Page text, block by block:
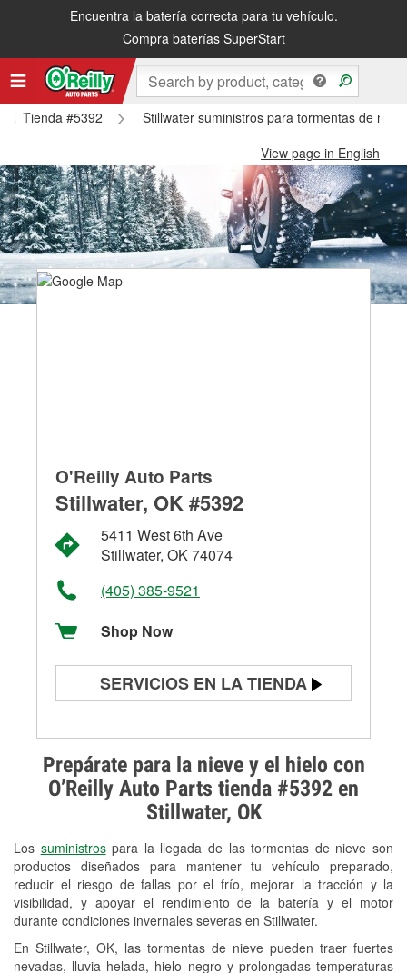
Encuentra la batería correcta para tu vehículo.
Compra baterías SuperStart
Tienda #5392
Stillwater suministros para tormentas de
View page in English
Prepárate para la nieve y el hielo con
O’Reilly Auto Parts tienda #5392 en
Stillwater, OK
Los suministrospara la llegada de las tormentas de nieve son
productos diseñados para mantener tu vehículo preparado,
reducir el riesgo de fallas por el frío, mejorar la tracción y la
visibilidad, y apoyar el rendimiento de la batería y el motor
durante condiciones invernales severas en Stillwater.
En Stillwater, OK, las tormentas de nieve pueden traer fuertes
nevadas, lluvia helada, hielo negro y prolongadas temperaturas
O'Reilly Auto Parts
Stillwater, OK #5392
5411 West 6th Ave
Stillwater, OK 74074
(405) 385-9521
Shop Now
SERVICIOS EN LA TIENDA
Prueba de alternadores y
arrancadores
Revisión de la luz "Check Engine"
Reciclaje de baterías y aceite
Instalación de bombillas de faros
Instalación de limpiaparabrisas
Programa de Préstamo de